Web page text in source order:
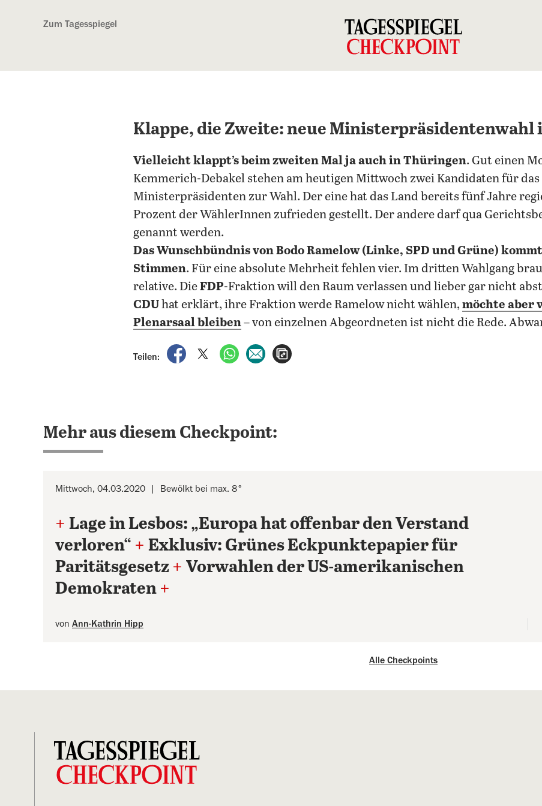
Zum Tagesspiegel
Klappe, die Zweite: neue Ministerpräsidentenwahl
Vielleicht klappt’s beim zweiten Mal ja auch in Thüringen. Gut einen
Kemmerich-Debakel stehen am heutigen Mittwoch zwei Kandidaten für
Ministerpräsidenten zur Wahl. Der eine hat das Land bereits fünf Jahre
Prozent der WählerInnen zufrieden gestellt. Der andere darf qua
genannt werden.
Das Wunschbündnis von Bodo Ramelow (Linke, SPD und Grüne)
Stimmen. Für eine absolute Mehrheit fehlen vier. Im dritten Wahlgang
relative. DieFDP-Fraktion will den Raum verlassen und lieber gar nicht
CDUhat erklärt, ihre Fraktion werde Ramelow nicht wählen,möchte aber
Plenarsaal bleiben– von einzelnen Abgeordneten ist nicht die Rede.
Teilen:
auf Facebook teilen
auf X teilenper WhatsApp teilen
per E-Mail teilen
Mehr aus diesem Checkpoint:
Mittwoch, 04.03.2020 Bewölkt bei max. 8°
+ Lage in Lesbos: „Europa hat offenbar den Verstand
verloren“ + Exklusiv: Grünes Eckpunktepapier für
Paritätsgesetz + Vorwahlen der US-amerikanischen
Demokraten +
von Ann-Kathrin Hipp
Alle Checkpoints